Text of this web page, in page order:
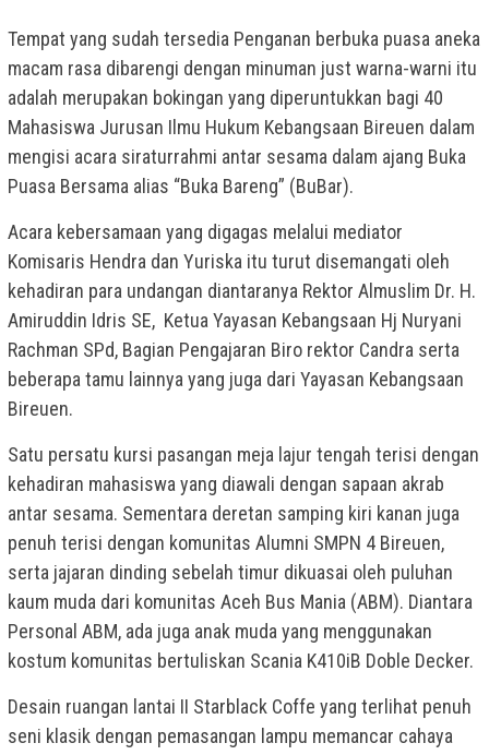
Tempat yang sudah tersedia Penganan berbuka puasa aneka
macam rasa dibarengi dengan minuman just warna-warni itu
adalah merupakan bokingan yang diperuntukkan bagi 40
Mahasiswa Jurusan Ilmu Hukum Kebangsaan Bireuen dalam
mengisi acara siraturrahmi antar sesama dalam ajang Buka
Puasa Bersama alias “Buka Bareng” (BuBar).
Acara kebersamaan yang digagas melalui mediator
Komisaris Hendra dan Yuriska itu turut disemangati oleh
kehadiran para undangan diantaranya Rektor Almuslim Dr. H.
Amiruddin Idris SE, Ketua Yayasan Kebangsaan Hj Nuryani
Rachman SPd, Bagian Pengajaran Biro rektor Candra serta
beberapa tamu lainnya yang juga dari Yayasan Kebangsaan
Bireuen.
Satu persatu kursi pasangan meja lajur tengah terisi dengan
kehadiran mahasiswa yang diawali dengan sapaan akrab
antar sesama. Sementara deretan samping kiri kanan juga
penuh terisi dengan komunitas Alumni SMPN 4 Bireuen,
serta jajaran dinding sebelah timur dikuasai oleh puluhan
kaum muda dari komunitas Aceh Bus Mania (ABM). Diantara
Personal ABM, ada juga anak muda yang menggunakan
kostum komunitas bertuliskan Scania K410iB Doble Decker.
Desain ruangan lantai II Starblack Coffe yang terlihat penuh
seni klasik dengan pemasangan lampu memancar cahaya